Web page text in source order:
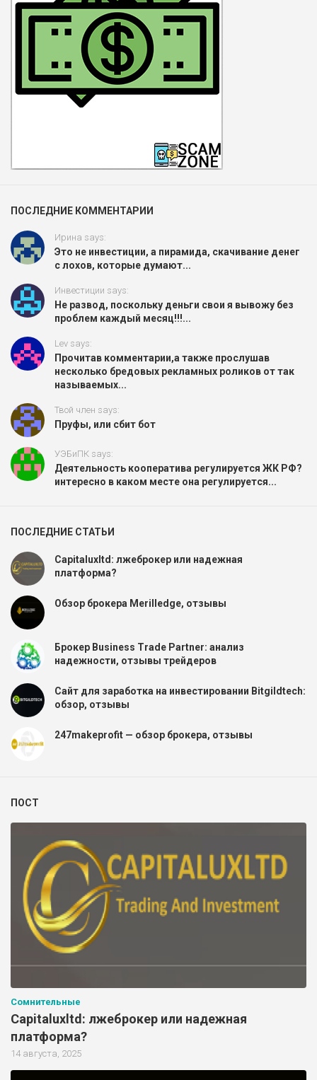
ПОСЛЕДНИЕ КОММЕНТАРИИ
Ирина says:
Это не инвестиции, а пирамида, скачивание денег
с лохов, которые думают...
Инвестиции says:
Не развод, поскольку деньги свои я вывожу без
проблем каждый месяц!!!...
Lev says:
Прочитав комментарии,а также прослушав
несколько бредовых рекламных роликов от так
называемых...
Твой член says:
Пруфы, или сбит бот
УЭБиПК says:
Деятельность кооператива регулируется ЖК РФ?
интересно в каком месте она регулируется...
ПОСЛЕДНИЕ СТАТЬИ
Capitaluxltd: лжеброкер или надежная
платформа?
Обзор брокера Merilledge, отзывы
Брокер Business Trade Partner: анализ
надежности, отзывы трейдеров
Сайт для заработка на инвестировании Bitgildtech:
обзор, отзывы
247makeprofit — обзор брокера, отзывы
ПОСТ
Сомнительные
Capitaluxltd: лжеброкер или надежная
платформа?
14 августа, 2025